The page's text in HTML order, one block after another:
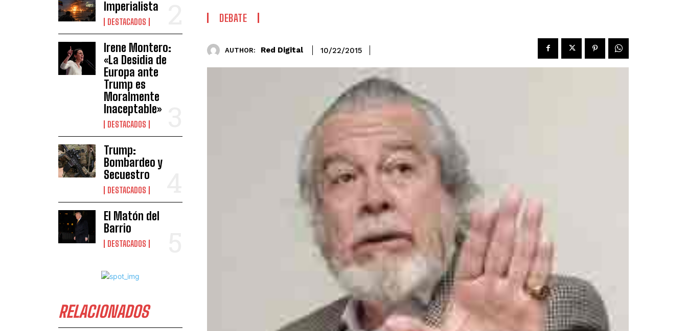
Imperialista
DESTACADOS
Irene Montero:
«La Desidia de
Europa ante
Trump es
Moralmente
Inaceptable»
DESTACADOS
Trump:
Bombardeo y
Secuestro
DESTACADOS
El Matón del
Barrio
DESTACADOS
RELACIONADOS
DEBATE
AUTHOR: Red Digital 10/22/2015